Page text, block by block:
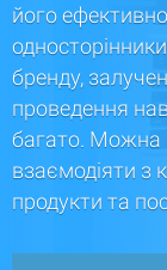
його
бренду,
проведення
багато. Можна
взаємодіяти з
продукти та